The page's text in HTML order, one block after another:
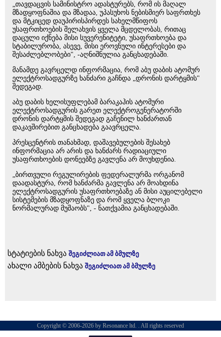
„თავდაცვის სამინისტრო ადასტურებს, რომ ის მაღალ
მზადყოფნაშია და მზადაა, უპასუხოს ნებისმიერ საფრთხეს
და მტკიცედ დაუპირისპირდეს სახელმწიფოს
უსაფრთხოების შელახვის ყველა მცდელობას, რითაც
დაცული იქნება მისი სუვერენიტეტი, უსაფრთხოება და
სტაბილურობა, ასევე, მისი ეროვნული ინტერესები და
შესაძლებლობები", -აღნიშნულია განცხადებაში.
მანამდე გავრცელდ ინფორმაცია, რომ აბუ დაბის ატომურ
ელექტროსადგურზე ხანძარი გაჩნდა „დრონის დარტყმის"
შედეგად.
აბუ დაბის ხელისუფლებამ ბარაკაჰის ატომური
ელექტროსადგურის გარეთ ელექტროგენერატორში
დრონის დარტყმის შედეგად გაჩენილ ხანძართან
დაკავშირებით განცხადება გაავრცელა.
პრესცენტრის თანახმად, დაშავებულების შესახებ
ინფორმაცია არ არის და ხანძარს რადიაციული
უსაფრთხოების დონეებზე გავლენა არ მოუხდენია.
„ბირთვული რეგულირების ფედერალურმა ორგანომ
დაადასტურა, რომ ხანძარმა გავლენა არ მოახდინა
ელექტროსადგურის უსაფრთხოებაზე ან მისი აუცილებელი
სისტემების მზადყოფნაზე და რომ ყველა ბლოკი
ნორმალურად მუშაობს", - ნათქვამია განცხადებაში.
სტატიების ნახვა შეგიძლიათ ამ ბმულზე
ახალი ამბების ნახვა შეგიძლიათ ამ ბმულზე
Copyright © 2006-2026 by Resonance ltd. . All rights reserved